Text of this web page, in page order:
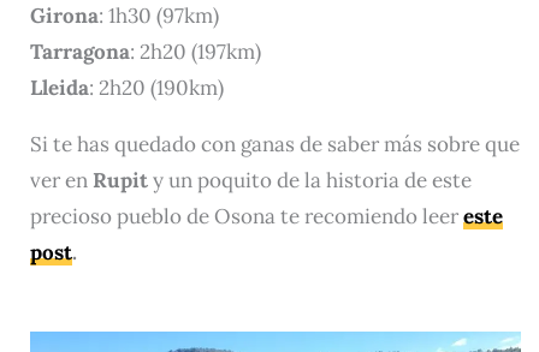
Girona: 1h30 (97km)
Tarragona: 2h20 (197km)
Lleida: 2h20 (190km)
Si te has quedado con ganas de saber más sobre que
ver en Rupity un poquito de la historia de este
precioso pueblo de Osona te recomiendo leereste
post.